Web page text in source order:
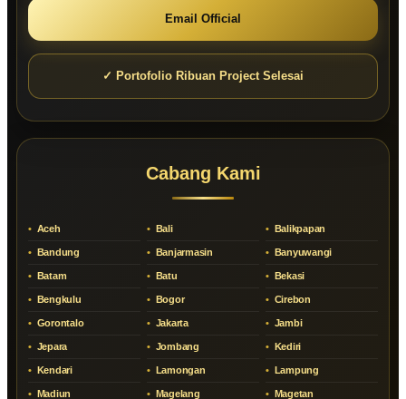
Email Official
✓ Portofolio Ribuan Project Selesai
Cabang Kami
Aceh Bali Balikpapan
Bandung Banjarmasin Banyuwangi
Batam Batu Bekasi
Bengkulu Bogor Cirebon
Gorontalo Jakarta Jambi
Jepara Jombang Kediri
Kendari Lamongan Lampung
Madiun Magelang Magetan